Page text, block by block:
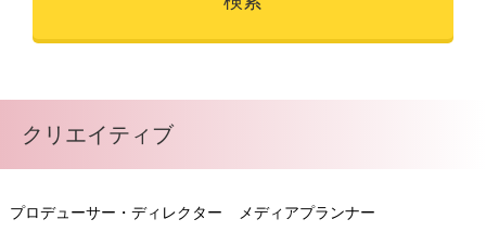
クリエイティブ
プロデューサー・ディレクター メディアプランナー